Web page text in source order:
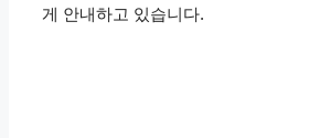
게 안내하고 있습니다.